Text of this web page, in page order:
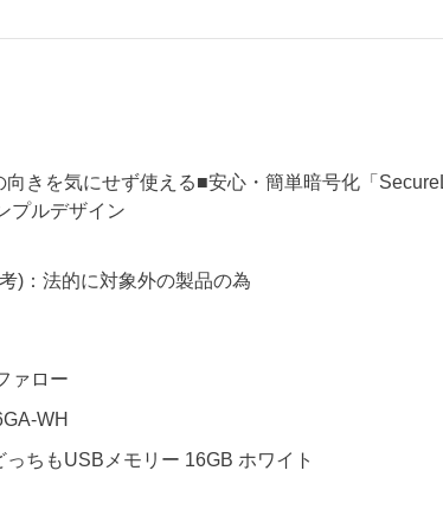
きを気にせず使える■安心・簡単暗号化「
プルデザイン
)：法的に対象外の製品の為
ァロー
WH
ちもUSBメモリー 16GB ホワイト